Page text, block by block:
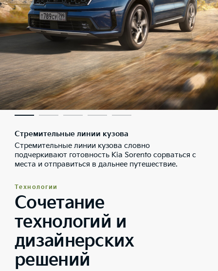
Стремительные линии кузова
Стремительные линии кузова словно
подчеркивают готовность Kia Sorento сорваться с
места и отправиться в дальнее путешествие.
Технологии
Сочетание
технологий и
дизайнерских
решений